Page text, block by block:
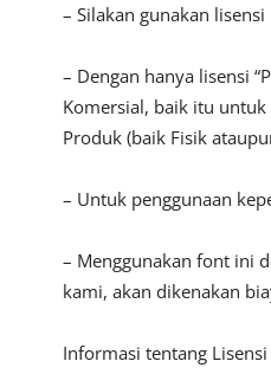
– Silakan gunakan
– Dengan hanya lisensi
Komersial, baik itu untuk
Produk (baik Fisik
– Untuk penggunaan
– Menggunakan font ini
kami, akan dikenakan
Informasi tentang